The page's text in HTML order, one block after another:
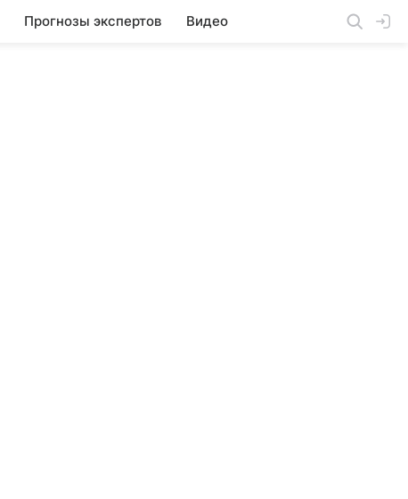
Прогнозы экспертов Видео